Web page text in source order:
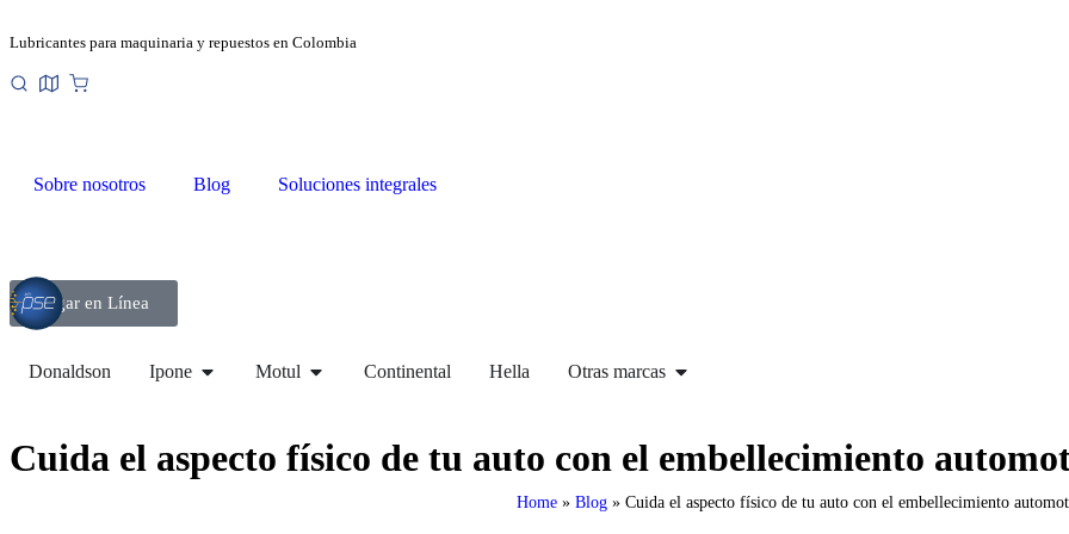
Lubricantes para maquinaria y repuestos en Colombia
Sobre nosotros Blog Soluciones integrales
Pagar en Línea
Donaldson Ipone Motul Continental Hella Otras marcas
Cuida el aspecto físico de tu auto con el embellecimiento
Home » Blog » Cuida el aspecto físico de tu auto con el embellecimiento